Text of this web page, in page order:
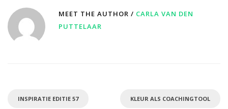
MEET THE AUTHOR / CARLA VAN DEN
PUTTELAAR
INSPIRATIE EDITIE 57 KLEUR ALS COACHINGTOOL